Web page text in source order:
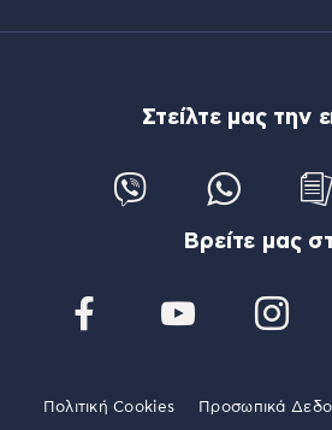
Στείλτε μας την
Βρείτε μας
Πολιτική Cookies Προσωπικά